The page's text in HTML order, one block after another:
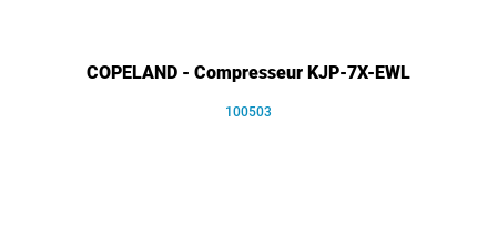
COPELAND - Compresseur KJP-7X-EWL
100503